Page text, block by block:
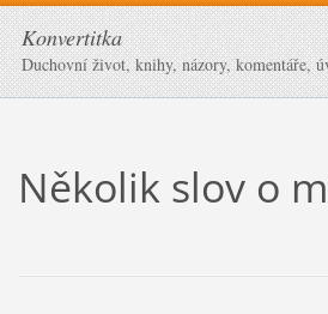
Konvertitka
Duchovní život, knihy, názory, komentáře,
Několik slov o